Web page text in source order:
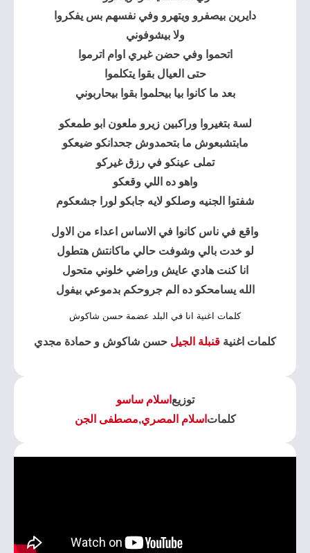
دايرين بيصفرو ويتهرو وفي نفسهم بس يفكروا
ولا بيشوفوني
اتحموا وفي حضن غيري اوام اترموا
حتى العيال بقوا يتكلموا
بعد ما كانوا بيا بيحلموا بقوا بيحاربوني
لسة بتغيروا وراكبين زيرو ملعون ابو طمعكو
مابتشبعوش ما بتحمدوش جحدانكو ضيعكو
تملى عينكو في رزق غيركو
واهو ده اللي وقعكو
شفتوا الجنيه وصلكو لايه جابكو لورا جشعكوم
واقع في ناس كانوا في الاساس اعداء من الاول
لو خدت بالي وشوفت حالي ماكانتش هتطول
انا كنت هادي عايش وراضي خلوني متحول
الله يسامحكو ده الم جروحكم بدموعي بيفول
كلمات اغنية انا في البلد عضمة حسن شاكوش
كلمات اغنية قنبلة الجيل حسن شاكوش و حمادة مجدي
توزيع اسلام ساسو
كلمات اسلام المصري,مصطفى الجن